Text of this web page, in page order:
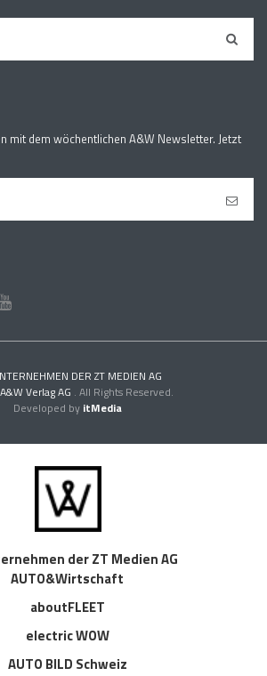
mit dem wöchentlichen A&W Newsletter. Jetzt
DER ZT MEDIEN AG
A&W Verlag AG . All Rights Reserved.
Developed by itMedia
der ZT Medien AG
AUTO&Wirtschaft
aboutFLEET
electric WOW
AUTO BILD Schweiz